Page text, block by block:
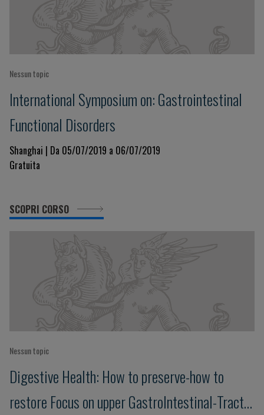
Nessun topic
International Symposium on: Gastrointestinal
Functional Disorders
Shanghai | Da 05/07/2019 a 06/07/2019
Gratuita
SCOPRI CORSO
Nessun topic
Digestive Health: How to preserve-how to
restore Focus on upper GastroIntestinal-Tract